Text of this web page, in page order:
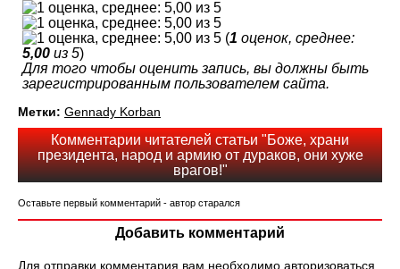
(1 оценок, среднее:
5,00 из 5)
Для того чтобы оценить запись, вы должны быть
зарегистрированным пользователем сайта.
Метки: Gennady Korban
Комментарии читателей статьи "Боже, храни
президента, народ и армию от дураков, они хуже
врагов!"
Оставьте первый комментарий - автор старался
Добавить комментарий
Для отправки комментария вам необходимо авторизоваться